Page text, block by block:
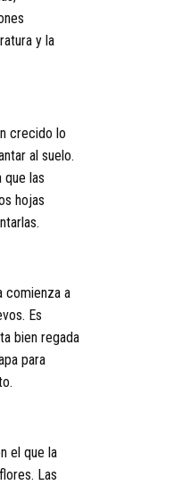
y la
crecido lo
al suelo.
que las
hojas
comienza a
Es
bien regada
para
el que la
Las